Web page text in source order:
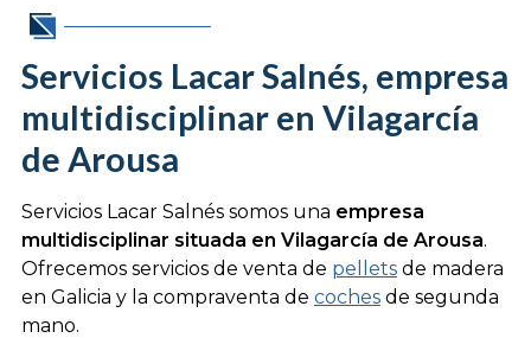
Servicios Lacar Salnés, empresa
multidisciplinar en Vilagarcía
de Arousa
Servicios Lacar Salnés somos una empresa
multidisciplinar situada en Vilagarcía de Arousa.
Ofrecemos servicios de venta de pelletsde madera
en Galicia y la compraventa de cochesde segunda
mano.